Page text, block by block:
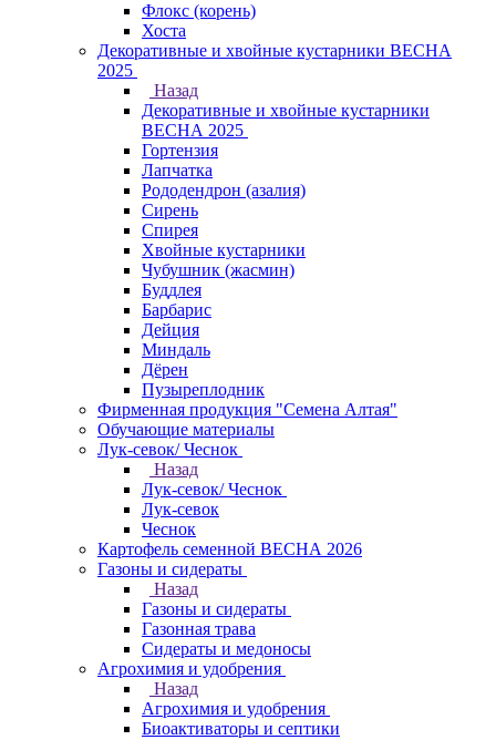
Флокс (корень)
Хоста
Декоративные и хвойные кустарники ВЕСНА
2025
Назад
Декоративные и хвойные кустарники
ВЕСНА 2025
Гортензия
Лапчатка
Рододендрон (азалия)
Сирень
Спирея
Хвойные кустарники
Чубушник (жасмин)
Буддлея
Барбарис
Дейция
Миндаль
Дёрен
Пузыреплодник
Фирменная продукция "Семена Алтая"
Обучающие материалы
Лук-севок/ Чеснок
Назад
Лук-севок/ Чеснок
Лук-севок
Чеснок
Картофель семенной ВЕСНА 2026
Газоны и сидераты
Назад
Газоны и сидераты
Газонная трава
Сидераты и медоносы
Агрохимия и удобрения
Назад
Агрохимия и удобрения
Биоактиваторы и септики